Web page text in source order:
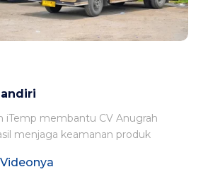
iTemp membantu CV Anugrah
menjaga keamanan produk